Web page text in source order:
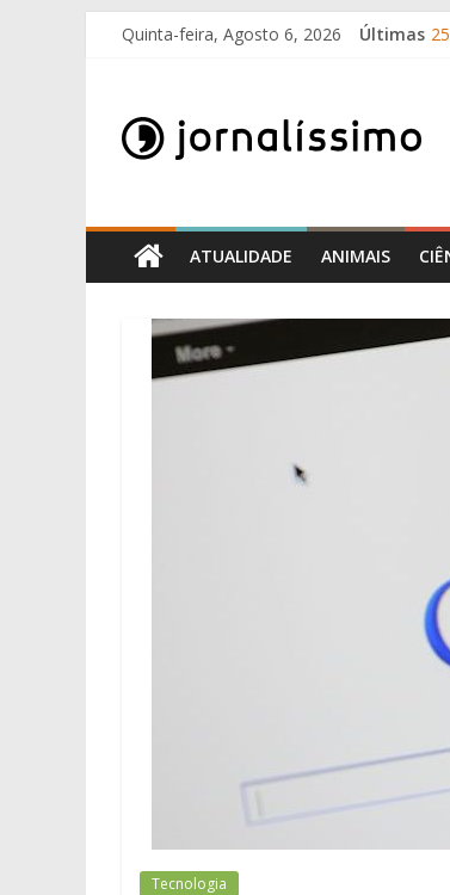
Quinta-feira, Agosto 6, 2026 Últimas
Jornalissimo
Jornalissimo
ATUALIDADE ANIMAIS
Tecnologia